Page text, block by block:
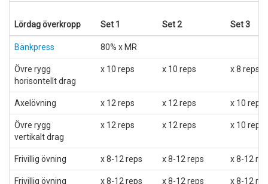
Lördag överkropp Set 1 Set 2 Set 3
Bänkpress 80% x MR
Övre rygg
horisontellt drag
x 10 reps x 10 reps x 8 reps
Axelövning x 12 reps x 12 reps x 10 reps
Övre rygg
vertikalt drag
x 12 reps x 12 reps x 10 reps
Frivillig övning x 8-12 reps x 8-12 reps x 8-12
Frivillig övning x 8-12 reps x 8-12 reps x 8-12